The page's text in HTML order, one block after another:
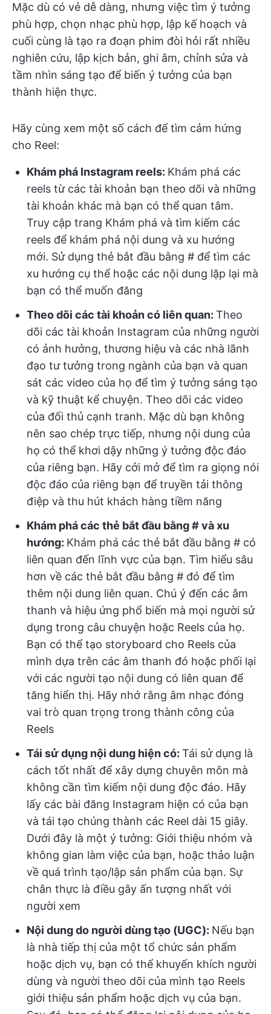
Mặc dù có vẻ dễ dàng, nhưng việc tìm ý tưởng
phù hợp, chọn nhạc phù hợp, lập kế hoạch và
cuối cùng là tạo ra đoạn phim đòi hỏi rất nhiều
nghiên cứu, lập kịch bản, ghi âm, chỉnh sửa và
tầm nhìn sáng tạo để biến ý tưởng của bạn
thành hiện thực.
Hãy cùng xem một số cách để tìm cảm hứng
cho Reel:
Khám phá Instagram reels: Khám phá các
reels từ các tài khoản bạn theo dõi và những
tài khoản khác mà bạn có thể quan tâm.
Truy cập trang Khám phá và tìm kiếm các
reels để khám phá nội dung và xu hướng
mới. Sử dụng thẻ bắt đầu bằng # để tìm các
xu hướng cụ thể hoặc các nội dung lặp lại mà
bạn có thể muốn đăng
Theo dõi các tài khoản có liên quan: Theo
dõi các tài khoản Instagram của những người
có ảnh hưởng, thương hiệu và các nhà lãnh
đạo tư tưởng trong ngành của bạn và quan
sát các video của họ để tìm ý tưởng sáng tạo
và kỹ thuật kể chuyện. Theo dõi các video
của đối thủ cạnh tranh. Mặc dù bạn không
nên sao chép trực tiếp, nhưng nội dung của
họ có thể khơi dậy những ý tưởng độc đáo
của riêng bạn. Hãy cởi mở để tìm ra giọng nói
độc đáo của riêng bạn để truyền tải thông
điệp và thu hút khách hàng tiềm năng
Khám phá các thẻ bắt đầu bằng # và xu
hướng: Khám phá các thẻ bắt đầu bằng # có
liên quan đến lĩnh vực của bạn. Tìm hiểu sâu
hơn về các thẻ bắt đầu bằng # đó để tìm
thêm nội dung liên quan. Chú ý đến các âm
thanh và hiệu ứng phổ biến mà mọi người sử
dụng trong câu chuyện hoặc Reels của họ.
Bạn có thể tạo storyboard cho Reels của
mình dựa trên các âm thanh đó hoặc phối lại
với các người tạo nội dung có liên quan để
tăng hiển thị. Hãy nhớ rằng âm nhạc đóng
vai trò quan trọng trong thành công của
Reels
Tái sử dụng nội dung hiện có: Tái sử dụng là
cách tốt nhất để xây dựng chuyên môn mà
không cần tìm kiếm nội dung độc đáo. Hãy
lấy các bài đăng Instagram hiện có của bạn
và tái tạo chúng thành các Reel dài 15 giây.
Dưới đây là một ý tưởng: Giới thiệu nhóm và
không gian làm việc của bạn, hoặc thảo luận
về quá trình tạo/lập sản phẩm của bạn. Sự
chân thực là điều gây ấn tượng nhất với
người xem
Nội dung do người dùng tạo (UGC): Nếu bạn
là nhà tiếp thị của một tổ chức sản phẩm
hoặc dịch vụ, bạn có thể khuyến khích người
dùng và người theo dõi của mình tạo Reels
giới thiệu sản phẩm hoặc dịch vụ của bạn.